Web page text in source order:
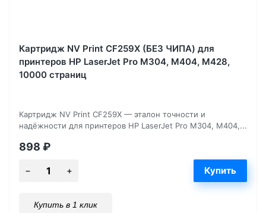
Картридж NV Print CF259X (БЕЗ ЧИПА) для
принтеров HP LaserJet Pro M304, M404, M428,
10000 страниц
Картридж NV Print CF259X — эталон точности и
надёжности для принтеров HP LaserJet Pro M304, M404,...
898 ₽
Купить в 1 клик